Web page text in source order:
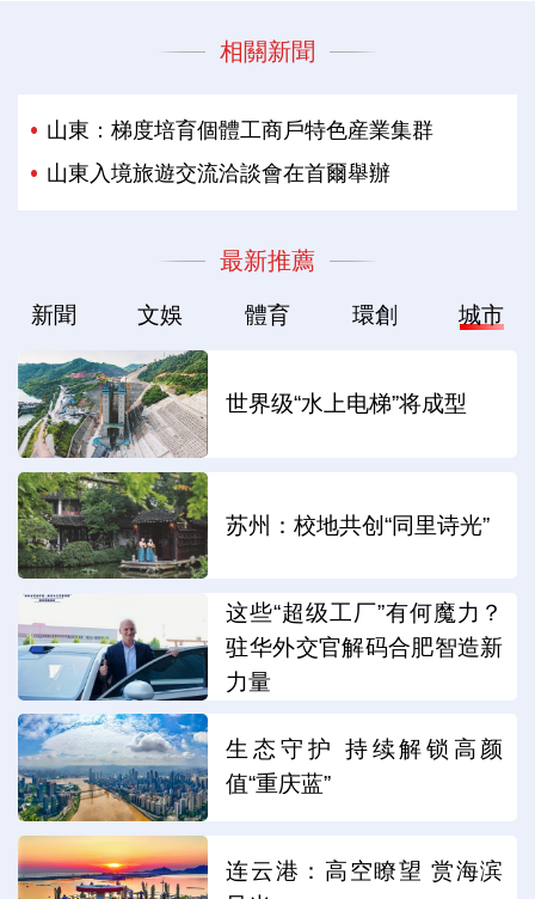
相關新聞
山東：梯度培育個體工商戶特色産業集群
山東入境旅遊交流洽談會在首爾舉辦‌
最新推薦
新聞 文娛 體育 環創 城市
世界级“水上电梯”将成型
苏州：校地共创“同里诗光”
这些“超级工厂”有何魔力？
驻华外交官解码合肥智造新
力量
生态守护 持续解锁高颜
值“重庆蓝”
连云港：高空瞭望 赏海滨